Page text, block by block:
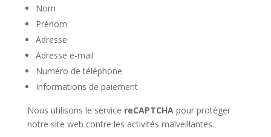
Nom
Prénom
Adresse
Adresse e-mail
Numéro de téléphone
Informations de paiement
Nous utilisons le service reCAPTCHApour protéger
notre site web contre les activités malveillantes.